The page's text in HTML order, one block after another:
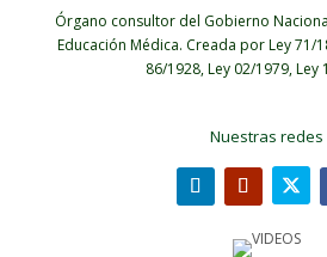
Órgano consultor del Gobierno
Educación Médica. Creada por Ley 71/
86/1928, Ley 02/1979, Ley
Nuestras redes